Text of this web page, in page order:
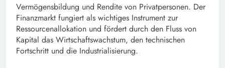
Vermögensbildung und Rendite von Privatpersonen. Der
Finanzmarkt fungiert als wichtiges Instrument zur
Ressourcenallokation und fördert durch den Fluss von
Kapital das Wirtschaftswachstum, den technischen
Fortschritt und die Industrialisierung.